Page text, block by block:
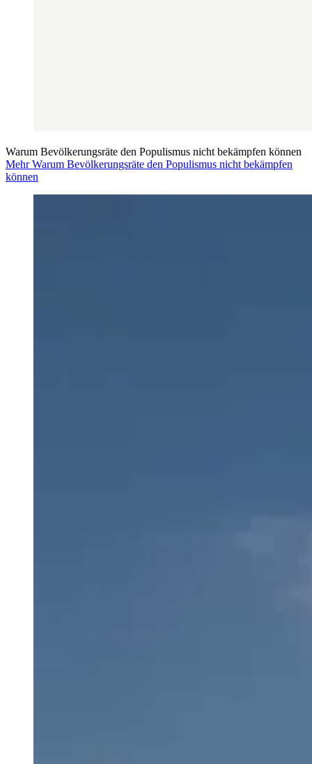
Warum Bevölkerungsräte den Populismus nicht bekämpfen können
Mehr Warum Bevölkerungsräte den Populismus nicht bekämpfen
können